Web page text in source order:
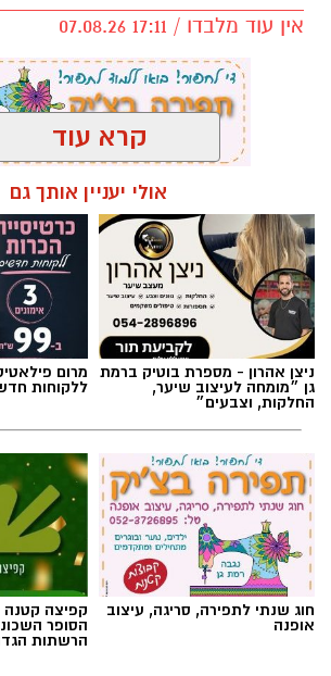
אין עוד מלבדו / 17:11 07.08.26
פרשת השבוע, זמני כניסת
אילוסטרציה AI
הברכה מתחילה הרבה לפני הנס
קרא עוד
אולי יעניין אותך גם
ניצן אהרון - מספרת בוטיק ברמת
גן ״מומחה לעיצוב שיער,
החלקות, וצבעים״
מרום
ללקוחות
חוג שנתי לתפירה, סריגה, עיצוב
אופנה
קפיצה קטנה
הסופר
הרשתות